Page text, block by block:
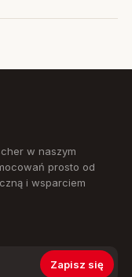
w naszym
prosto od
i wsparciem
Zapisz się